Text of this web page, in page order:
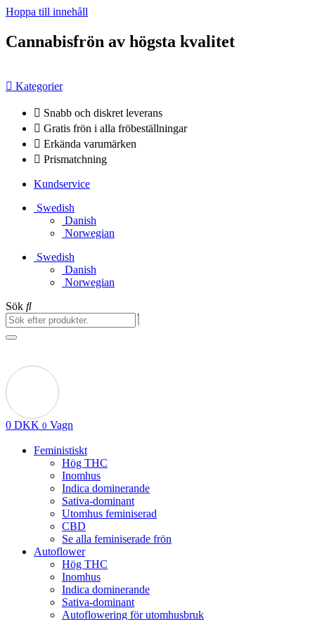
Hoppa till innehåll
Cannabisfrön av högsta kvalitet
Kategorier
Snabb och diskret leverans
Gratis frön i alla fröbeställningar
Erkända varumärken
Prismatchning
Kundservice
Swedish
Danish
Norwegian
Swedish
Danish
Norwegian
Sök
0 DKK 0 Vagn
Feministiskt
Hög THC
Inomhus
Indica dominerande
Sativa-dominant
Utomhus feminiserad
CBD
Se alla feminiserade frön
Autoflower
Hög THC
Inomhus
Indica dominerande
Sativa-dominant
Autoflowering för utomhusbruk